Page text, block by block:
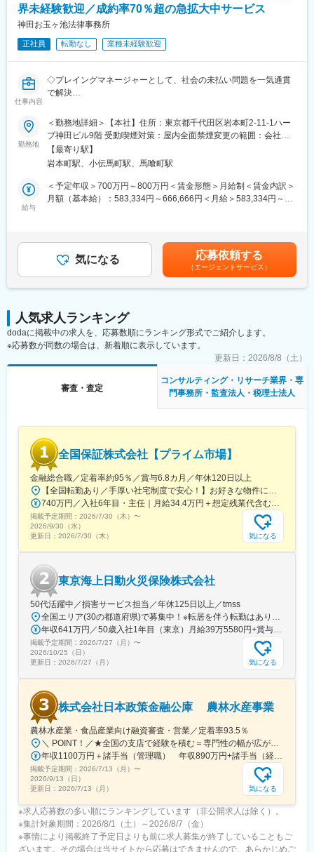
■具体的には：
・月次などの定例報告ミーティングの実施
2）チームマネジメント・プロジェクト推進
・管理者との相談・協議を通じた施策立案・実行
・業務フローの構築・標準化・改善プロジェクトの推進
■組織構成：
でバランスよく在籍しています。
債権回収部門には、サービサーや金融機関、債権管理会社など出
雰囲気で、連携しやすい組織です。
上場企業を含む約400社と継続取引を行い、月間16万件・回収額6
億円規模の未払い金を扱う業界トップクラスの実績を誇ります。
ネット通販の後払い決済や家賃、通信費など、多様な債権を一括
で扱える点が強みで、成約率70%以上の独自ノウハウにより、企
業の利益とブランドイメージを守るパートナーとして選ばれ続け
変更の範囲：会社の定める業務
界未経験歓迎／成約率70％超の急拡大中サービス
神田お玉ヶ池法律事務所
正社員 転勤なし 業種未経験歓迎
仕事内容
◇プレイングマネージャーとして、社会の未払い問題を一気通貫
で解決
けられる
◇上場企業を含む350社以上が継続利用、不況にも強くニーズが
絶えない安定した事業
■概要：
債権回収・顧客管理部門において、BtoBカスタマーサポート領域
の「債権回収管理」を担うマネジメントポジションです。
■具体的には：
1）クライアント対応（BtoB）
・月次などの定例報告ミーティングの実施
2）チームマネジメント・プロジェクト推進
・メンバーの業務方針・優先順位の整理と指示出し
・管理者との相談・協議を通じた施策立案・実行
・業務フローの構築・標準化・改善プロジェクトの推進
■働き方：
夏季休暇・年末年始休暇もあり、繁忙期はありますが、基本的に
はオンオフのメリハリをつけて働ける環境です。
す。
■組織構成：
事務所全体では約120名、平均年齢35歳と、若手からベテランま
でバランスよく在籍しています。
債権回収部門には、サービサーや金融機関、債権管理会社など出
身のメンバーが集まっており、互いにノウハウを共有しながら業
務を進めています。
■当社について：
同社は、債権回収と不動産トラブル解決を強みとする弁護士法人
です。
上場企業を含む約400社と継続取引を行い、月間16万件・回収額6
億円規模の未払い金を扱う業界トップクラスの実績を誇ります。
ネット通販の後払い決済や家賃、通信費など、多様な債権を一括
で扱える点が強みで、成約率70%以上の独自ノウハウにより、企
変更の範囲：会社の定める業務
勤務地
＜勤務地詳細＞【本社】住所：東京都千代田区岩本町2-11-1ハー
ブ神田ビル9階 受動喫煙対策：屋内全面禁煙変更の範囲：会社の
定める事業所
【最寄り駅】
岩本町駅、小伝馬町駅、馬喰町駅
給与
＜予定年収＞700万円～800万円＜賃金形態＞月給制＜賃金内訳＞
月額（基本給）：583,334円～666,666円＜月給＞583,334円～
あります。月給(月額)は固定手当を含めた表記です。
気になる 応募依頼する
（エージェントサービス）
人気求人ランキング
dodaに掲載中の求人を、応募数順にランキング形式でご紹介します。
※応募数が同数の場合は、新着順に表示しています。
更新日： 2026/8/8（土）
審査・査定
コンサルティング・リサーチ業界・専
門事務所・監査法人・税理士法人
全国保証株式会社【プライム市場】
金融総合職／定着率約95％／賞与6.8カ月／年休120日以上
【全国転勤あり／手厚い社宅制度で安心！】お好きな物件に住める「借り上げ社宅制度」をご用意！単身者の場合、自己負担月1万円で居住可能です（諸条件あり）。◎転勤を経験することによって地域ごとのニーズに触れ、対応力とビジネススキルを伸ばせます。※初任地は面接時の適性を踏まえ、本社または以下の支店のいずれかに決定いたします。 ※受動喫煙対策あり（当社内禁煙 ※一部ビル内に喫煙所あり）■本社・本店千代田区大手町二丁目1番1号 大成大手町ビル■札幌支店札幌市北区北7条西4丁目3番地1 新北海道ビル■仙台支店仙台市青葉区国分町一丁目2番1号 仙台フコク生命ビル■横浜支店横浜市西区みなとみらい二丁目3番5号 クイーンズタワー■金沢支店金沢市昭和町16番1号 ヴィサージュ■名古屋支店名古屋市中区栄二丁目3番1号 名古屋広小路ビルヂング■大阪支店大阪市中央区今橋四丁目1番1号 淀屋橋三井ビルディング■広島支店広島市中区幟町13番15号 新広島ビルディング■福岡支店福岡市博多区店屋町8番30号 博多フコク生命ビル
740万円／入社6年目・主任｜月給34.4万円＋想定残業代含む諸手当＋賞与年2回 830万円／入社9年目・係長｜月給38.5万円＋想定残業代含む諸手当＋賞与年2回
掲載予定期間： 2026/7/30（木） 〜
2026/9/30（水）
更新日： 2026/7/30（木） 気になる
東京海上日動火災保険株式会社
50代活躍中／損害サービス担当／年休125日以上／tmss
全国エリア(30の都道府県)で募集中！※転居を伴う転勤はありませんが、 近隣拠点への異動やグループ会社への 出向の可能性はあります。＜北海道・東北＞・北海道：札幌市、釧路市、旭川市、北見市・宮城：仙台市・福島：郡山市、いわき市<関東・甲信越>・茨城：水戸市・栃木：宇都宮市・群馬：前橋市、高崎市・埼玉：さいたま市、熊谷市・東京：千代田区、豊島区、墨田区・神奈川：横浜市・新潟県：新潟市・山梨：甲府市<中部>・岐阜：岐阜市・静岡：浜松市、静岡市・愛知：名古屋市、豊橋市、刈谷市 <関西>・滋賀：大津市・京都：京都市、福知山市・兵庫：神戸市＜中国・四国＞・島根：松江市・岡山：岡山市・広島：福山市・山口：山口市・徳島：徳島市・香川：高松市・愛媛：松山市＜九州・沖縄＞・福岡：福岡市、北九州市、久留米市・長崎：長崎市・宮崎：宮崎市・熊本：熊本市・大分：大分市・沖縄：那覇市
年収641万円／50歳入社1年目（東京）月給39万5580円+賞与+残業月10h
掲載予定期間： 2026/7/27（月） 〜
2026/10/25（日）
更新日： 2026/7/27（月） 気になる
株式会社日本政策金融公庫 農林水産事業
農林水産業・食品産業向け融資審査・営業／定着率93.5％
＼ POINT！／★全国の支店で経験を積む＝専門性の幅が広がる。地域ごとの産業や課題に触れ、視野を広げながらキャリアを築くチャンス。その経験が“市場価値”になります。ライフステージに寄り添う「転勤特例制度」も整っているので安心して働ける環境です。※転勤特例制度について詳しくは「待遇・福利厚生」欄にてご紹介しています【ライフイベントに合わせた転勤特例制度有／フレックスタイム制】本社（大手町）全国の支店（農林水産事業においては沖縄県を除く各都道府県の県庁所在地の市。ただし、北海道においては帯広市、北見市を含む）※受動喫煙対策：あり
年収1100万円＋諸手当（管理職） 年収890万円+諸手当（経験15年程度）
掲載予定期間： 2026/7/13（月） 〜
2026/9/13（日）
更新日： 2026/7/13（月） 気になる
※求人応募数の多い順にランキングしています（非公開求人は除く）。
※集計対象期間：2026/8/1（土）～2026/8/7（金）
※事情により掲載終了予定日よりも前に求人募集が終了していることもご
ざいます。その場合は当サイトから応募はできませんので、あらかじめご